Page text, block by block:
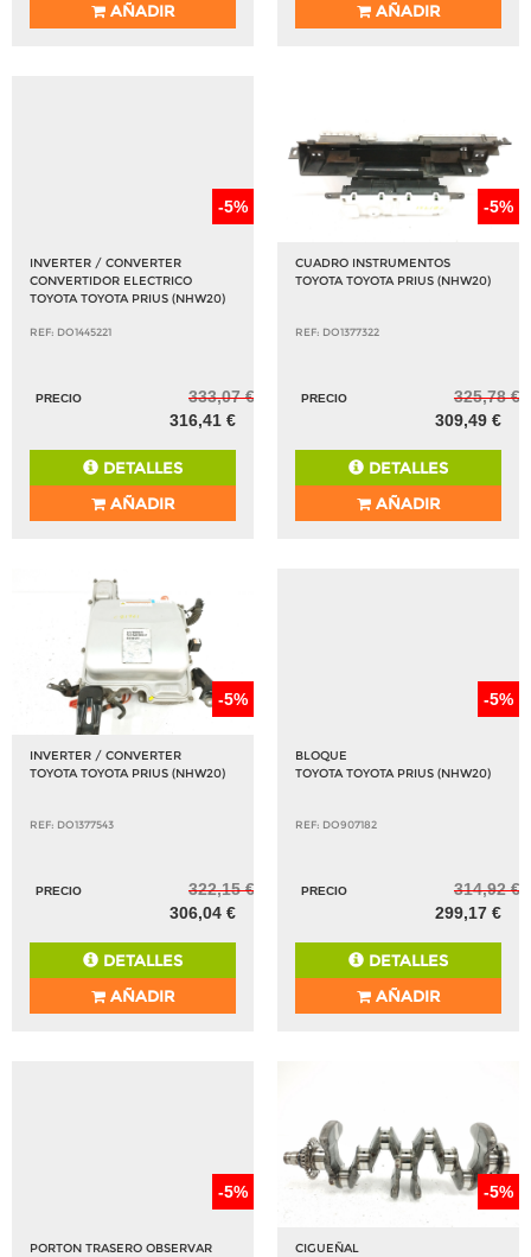
AÑADIR
AÑADIR
-5%
INVERTER / CONVERTER
CONVERTIDOR ELECTRICO
TOYOTA TOYOTA PRIUS (NHW20)
REF: DO1445221
PRECIO
333,07 €
316,41 €
DETALLES
AÑADIR
-5%
CUADRO INSTRUMENTOS
TOYOTA TOYOTA PRIUS (NHW20)
REF: DO1377322
PRECIO
325,78 €
309,49 €
DETALLES
AÑADIR
-5%
INVERTER / CONVERTER
TOYOTA TOYOTA PRIUS (NHW20)
REF: DO1377543
PRECIO
322,15 €
306,04 €
DETALLES
AÑADIR
-5%
BLOQUE
TOYOTA TOYOTA PRIUS (NHW20)
REF: DO907182
PRECIO
314,92 €
299,17 €
DETALLES
AÑADIR
-5%
PORTON TRASERO OBSERVAR
-5%
CIGUEÑAL